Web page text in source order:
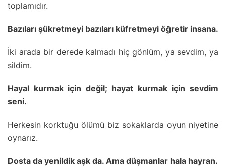
toplamıdır.
Bazıları şükretmeyi bazıları küfretmeyi öğretir insana.
İki arada bir derede kalmadı hiç gönlüm, ya sevdim, ya
sildim.
Hayal kurmak için değil; hayat kurmak için sevdim
seni.
Herkesin korktuğu ölümü biz sokaklarda oyun niyetine
oynarız.
Dosta da yenildik aşk da. Ama düşmanlar hala hayran.